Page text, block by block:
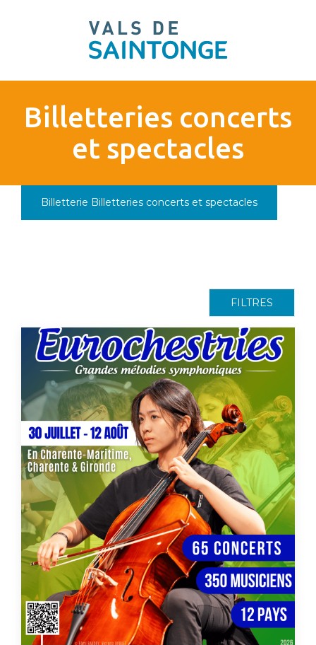
Billetteries concerts
et spectacles
Billetterie Billetteries concerts et spectacles
FILTRES